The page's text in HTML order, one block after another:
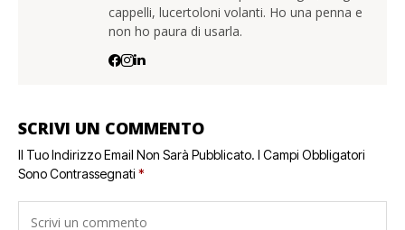
cappelli, lucertoloni volanti. Ho una penna e
non ho paura di usarla.
SCRIVI UN COMMENTO
Il Tuo Indirizzo Email Non Sarà Pubblicato. I Campi Obbligatori
Sono Contrassegnati *